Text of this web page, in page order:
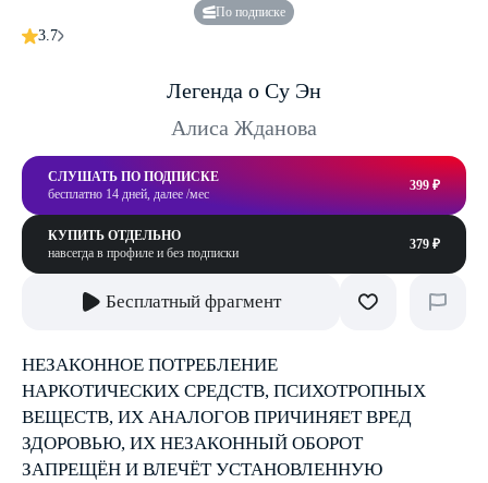
По подписке
3.7
Легенда о Су Эн
Алиса Жданова
СЛУШАТЬ ПО ПОДПИСКЕ
бесплатно 14 дней, далее /мес
399 ₽
КУПИТЬ ОТДЕЛЬНО
навсегда в профиле и без подписки
379 ₽
Бесплатный фрагмент
НЕЗАКОННОЕ ПОТРЕБЛЕНИЕ
НАРКОТИЧЕСКИХ СРЕДСТВ, ПСИХОТРОПНЫХ
ВЕЩЕСТВ, ИХ АНАЛОГОВ ПРИЧИНЯЕТ ВРЕД
ЗДОРОВЬЮ, ИХ НЕЗАКОННЫЙ ОБОРОТ
ЗАПРЕЩЁН И ВЛЕЧЁТ УСТАНОВЛЕННУЮ